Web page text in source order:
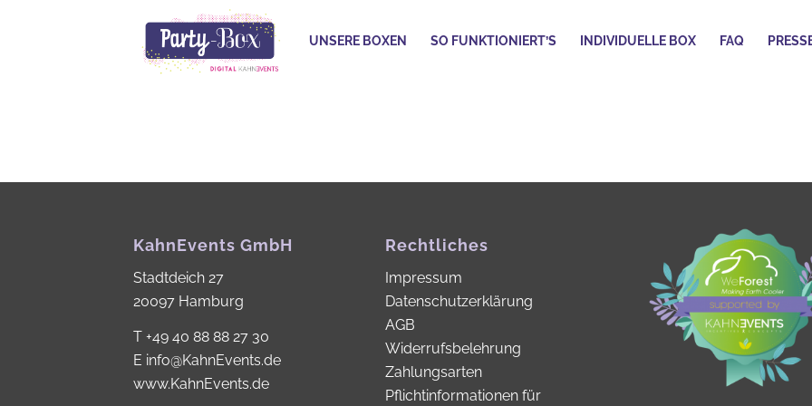
UNSERE BOXEN SO FUNKTIONIERT’S INDIVIDUELLE BOX FAQ
KahnEvents GmbH
Stadtdeich 27
20097 Hamburg
T +49 40 88 88 27 30
E info@KahnEvents.de
www.KahnEvents.de
Rechtliches
Impressum
Datenschutzerklärung
AGB
Widerrufsbelehrung
Zahlungsarten
Pflichtinformationen für